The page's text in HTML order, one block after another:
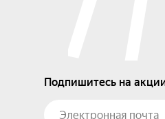
Подпишитесь на